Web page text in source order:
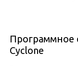
Программное
Cyclone